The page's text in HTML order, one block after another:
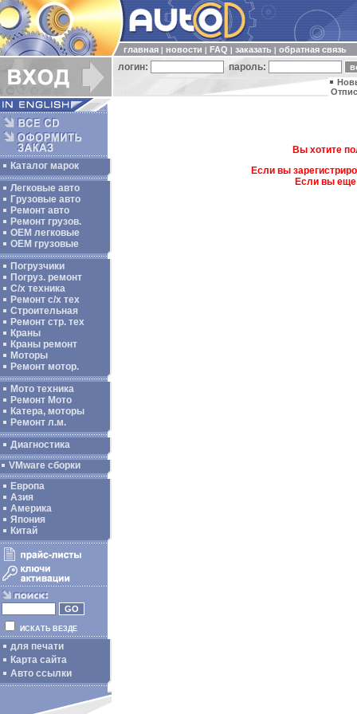
главная новости FAQ заказать обратная связь
логин: пароль:
Каталог марок
Легковые авто
Грузовые авто
Ремонт авто
Ремонт грузов.
ОЕМ легковые
OEM грузовые
Погрузчики
Погруз. ремонт
С/х техника
Ремонт с/х тех
Строительная
Ремонт стр. тех
Краны
Краны ремонт
Моторы
Ремонт мотор.
Мото техника
Ремонт Мото
Катера, моторы
Ремонт л.м.
Диагностика
VMware сборки
Европа
Азия
Америка
Япония
Китай
ИСКАТЬ ВЕЗДЕ
для печати
Карта сайта
Авто ссылки
Вы хотите
Если вы
Если вы еще